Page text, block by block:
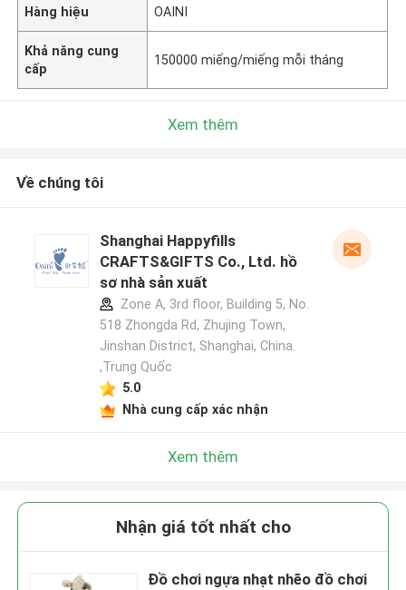
Hàng hiệu OAINI
Khả năng cung
cấp
150000 miếng/miếng mỗi tháng
Xem thêm
Về chúng tôi
Shanghai Happyfills
CRAFTS&GIFTS Co., Ltd. hồ
sơ nhà sản xuất
Zone A, 3rd floor, Building 5, No.
518 Zhongda Rd, Zhujing Town,
Jinshan District, Shanghai, China.
,Trung Quốc
5.0
Nhà cung cấp xác nhận
Xem thêm
Nhận giá tốt nhất cho
Đồ chơi ngựa nhạt nhẽo đồ chơi